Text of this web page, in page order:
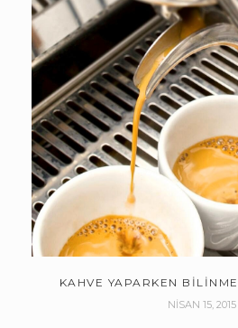
KAHVE YAPARKEN
NISAN 15, 2015